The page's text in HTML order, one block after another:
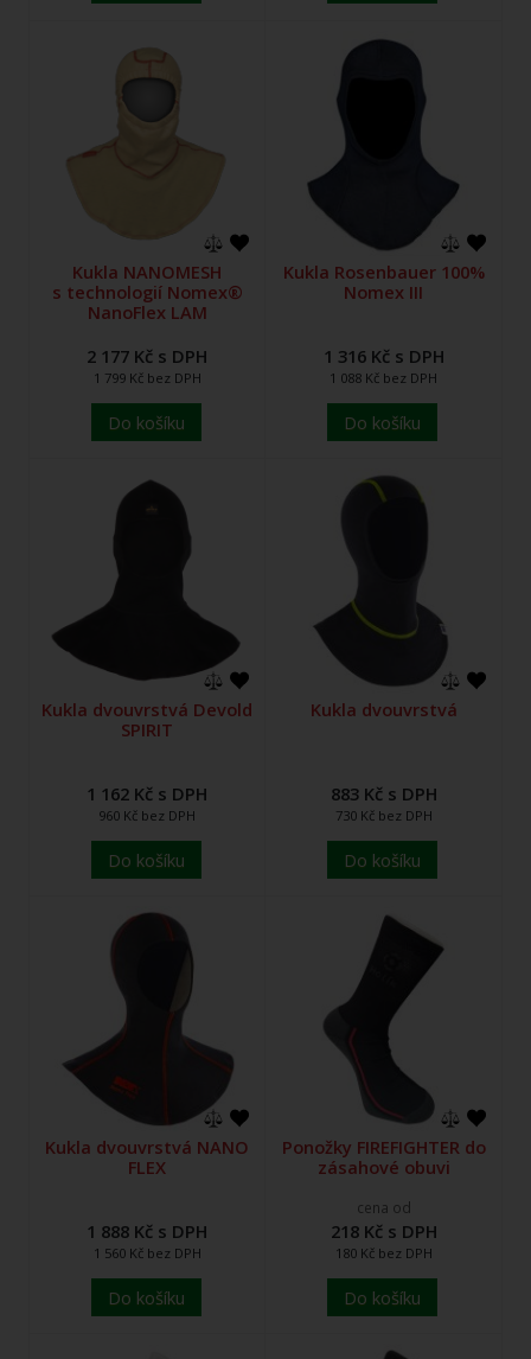
Kukla NANOMESH
s technologií Nomex®
NanoFlex LAM
2 177 Kč s DPH
1 799 Kč bez DPH
Do košíku
Kukla Rosenbauer 100%
Nomex III
1 316 Kč s DPH
1 088 Kč bez DPH
Do košíku
Kukla dvouvrstvá Devold
SPIRIT
1 162 Kč s DPH
960 Kč bez DPH
Do košíku
Kukla dvouvrstvá
883 Kč s DPH
730 Kč bez DPH
Do košíku
Kukla dvouvrstvá NANO
FLEX
1 888 Kč s DPH
1 560 Kč bez DPH
Do košíku
Ponožky FIREFIGHTER do
zásahové obuvi
cena od
218 Kč s DPH
180 Kč bez DPH
Do košíku